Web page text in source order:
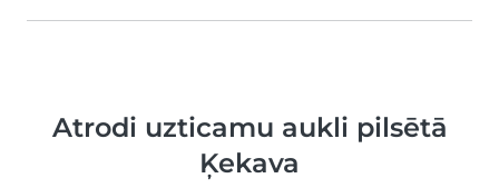
Atrodi uzticamu aukli pilsētā
Ķekava